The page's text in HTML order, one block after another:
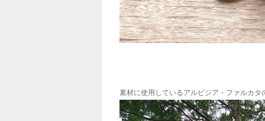
素材に使用しているアルビジア・ファルカタ